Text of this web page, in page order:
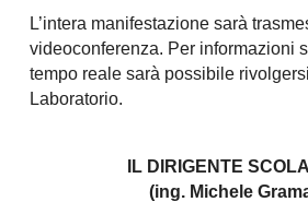
L’intera manifestazione sarà
videoconferenza. Per informazioni
tempo reale sarà possibile
Laboratorio.
IL DIRIGENTE
(ing. Michele